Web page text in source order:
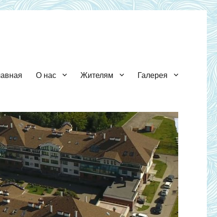
О нас Жителям Галерея